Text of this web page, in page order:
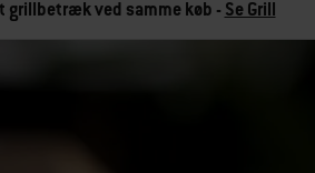
grillbetræk ved samme køb - Se Grill